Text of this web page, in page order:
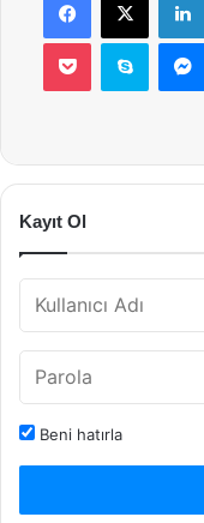
Pocket Skype
Kayıt Ol
Beni hatırla